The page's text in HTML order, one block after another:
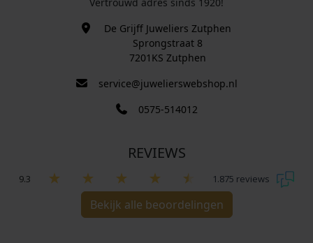
De Grijff Juweliers Zutphen
Sprongstraat 8
7201KS Zutphen
service@juwelierswebshop.nl
0575-514012
REVIEWS
9.3 1.875 reviews
Bekijk alle beoordelingen